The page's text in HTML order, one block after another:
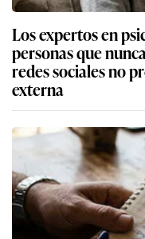
Los expertos en
personas que
redes sociales no
externa